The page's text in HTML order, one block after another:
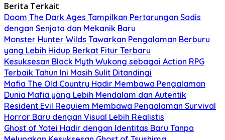
Berita Terkait
Doom The Dark Ages Tampilkan Pertarungan Sadis
dengan Senjata dan Mekanik Baru
Monster Hunter Wilds Tawarkan Pengalaman Berburu
yang Lebih Hidup Berkat Fitur Terbaru
Kesuksesan Black Myth Wukong sebagai Action RPG
Terbaik Tahun Ini Masih Sulit Ditandingi
Mafia The Old Country Hadir Membawa Pengalaman
Dunia Mafia yang Lebih Mendalam dan Autentik
Resident Evil Requiem Membawa Pengalaman Survival
Horror Baru dengan Visual Lebih Realistis
Ghost of Yotei Hadir dengan Identitas Baru Tanpa